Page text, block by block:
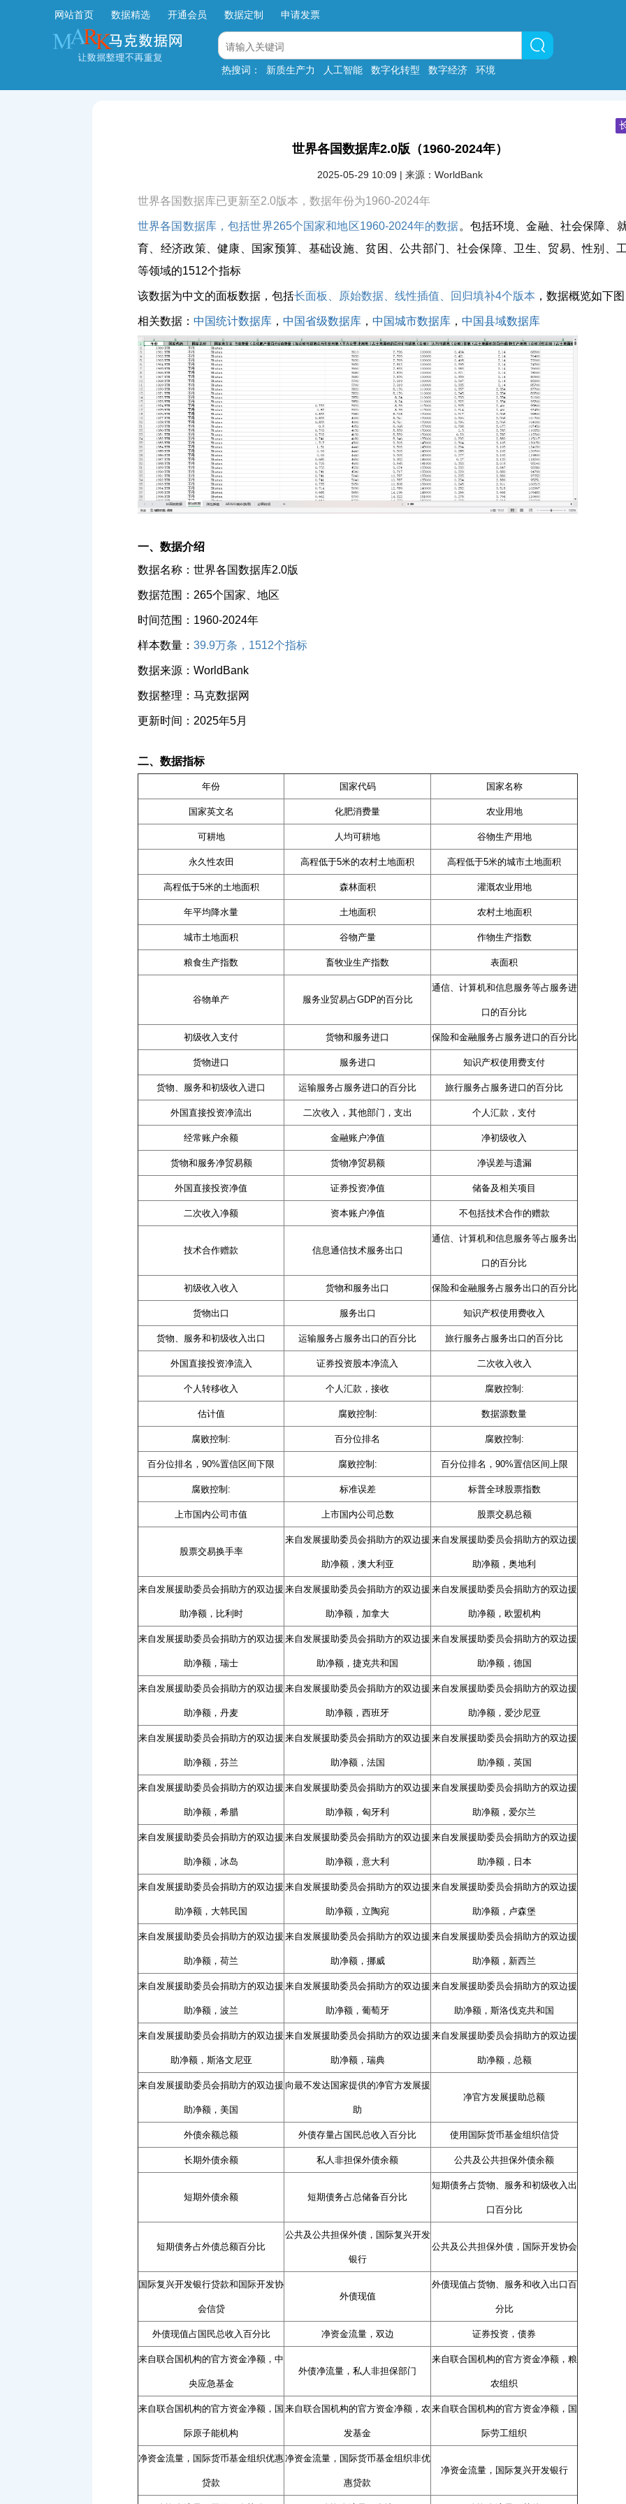
网站首页 数据精选 开通会员 数据定制 申请发票
热搜词：
新质生产力 人工智能 数字化转型 数字经济 环境
世界各国数据库2.0版（1960-2024年）
2025-05-29 10:09 | 来源：WorldBank
世界各国数据库已更新至2.0版本，数据年份为1960-2024年
世界各国数据库，包括世界265个国家和地区1960-2024年的数据。包括环境、金融、社会保障、
育、经济政策、健康、国家预算、基础设施、贫困、公共部门、社会保障、卫生、贸易、性别、
等领域的1512个指标
该数据为中文的面板数据，包括长面板、原始数据、线性插值、回归填补4个版本 ，数据概览如下图
相关数据： 中国统计数据库 ， 中国省级数据库 ， 中国城市数据库 ， 中国县域数据库
一、数据介绍
数据名称：世界各国数据库2.0版
数据范围：265个国家、地区
时间范围：1960-2024年
样本数量： 39.9万条，1512个指标
数据来源：WorldBank
数据整理：马克数据网
更新时间：2025年5月
二、数据指标
年份 国家代码 国家名称
国家英文名 化肥消费量 农业用地
可耕地 人均可耕地 谷物生产用地
永久性农田 高程低于5米的农村土地面积 高程低于5米的城市土地面积
高程低于5米的土地面积 森林面积 灌溉农业用地
年平均降水量 土地面积 农村土地面积
城市土地面积 谷物产量 作物生产指数
粮食生产指数 畜牧业生产指数 表面积
谷物单产 服务业贸易占GDP的百分比
通信、计算机和信息服务等占服务进
口的百分比
初级收入支付 货物和服务进口 保险和金融服务占服务进口的百分比
货物进口 服务进口 知识产权使用费支付
货物、服务和初级收入进口 运输服务占服务进口的百分比 旅行服务占服务进口的百分比
外国直接投资净流出 二次收入，其他部门，支出 个人汇款，支付
经常账户余额 金融账户净值 净初级收入
货物和服务净贸易额 货物净贸易额 净误差与遗漏
外国直接投资净值 证券投资净值 储备及相关项目
二次收入净额 资本账户净值 不包括技术合作的赠款
技术合作赠款 信息通信技术服务出口
通信、计算机和信息服务等占服务出
口的百分比
初级收入收入 货物和服务出口 保险和金融服务占服务出口的百分比
货物出口 服务出口 知识产权使用费收入
货物、服务和初级收入出口 运输服务占服务出口的百分比 旅行服务占服务出口的百分比
外国直接投资净流入 证券投资股本净流入 二次收入收入
个人转移收入 个人汇款，接收 腐败控制:
估计值 腐败控制: 数据源数量
腐败控制: 百分位排名 腐败控制:
百分位排名，90%置信区间下限 腐败控制: 百分位排名，90%置信区间上限
腐败控制: 标准误差 标普全球股票指数
上市国内公司市值 上市国内公司总数 股票交易总额
股票交易换手率
来自发展援助委员会捐助方的双边援
助净额，澳大利亚
来自发展援助委员会捐助方的双边援
助净额，奥地利
来自发展援助委员会捐助方的双边援
助净额，比利时
来自发展援助委员会捐助方的双边援
助净额，加拿大
来自发展援助委员会捐助方的双边援
助净额，欧盟机构
来自发展援助委员会捐助方的双边援
助净额，瑞士
来自发展援助委员会捐助方的双边援
助净额，捷克共和国
来自发展援助委员会捐助方的双边援
助净额，德国
来自发展援助委员会捐助方的双边援
助净额，丹麦
来自发展援助委员会捐助方的双边援
助净额，西班牙
来自发展援助委员会捐助方的双边援
助净额，爱沙尼亚
来自发展援助委员会捐助方的双边援
助净额，芬兰
来自发展援助委员会捐助方的双边援
助净额，法国
来自发展援助委员会捐助方的双边援
助净额，英国
来自发展援助委员会捐助方的双边援
助净额，希腊
来自发展援助委员会捐助方的双边援
助净额，匈牙利
来自发展援助委员会捐助方的双边援
助净额，爱尔兰
来自发展援助委员会捐助方的双边援
助净额，冰岛
来自发展援助委员会捐助方的双边援
助净额，意大利
来自发展援助委员会捐助方的双边援
助净额，日本
来自发展援助委员会捐助方的双边援
助净额，大韩民国
来自发展援助委员会捐助方的双边援
助净额，立陶宛
来自发展援助委员会捐助方的双边援
助净额，卢森堡
来自发展援助委员会捐助方的双边援
助净额，荷兰
来自发展援助委员会捐助方的双边援
助净额，挪威
来自发展援助委员会捐助方的双边援
助净额，新西兰
来自发展援助委员会捐助方的双边援
助净额，波兰
来自发展援助委员会捐助方的双边援
助净额，葡萄牙
来自发展援助委员会捐助方的双边援
助净额，斯洛伐克共和国
来自发展援助委员会捐助方的双边援
助净额，斯洛文尼亚
来自发展援助委员会捐助方的双边援
助净额，瑞典
来自发展援助委员会捐助方的双边援
助净额，总额
来自发展援助委员会捐助方的双边援
助净额，美国
向最不发达国家提供的净官方发展援
助
净官方发展援助总额
外债余额总额 外债存量占国民总收入百分比 使用国际货币基金组织信贷
长期外债余额 私人非担保外债余额 公共及公共担保外债余额
短期外债余额 短期债务占总储备百分比
短期债务占货物、服务和初级收入出
口百分比
短期债务占外债总额百分比
公共及公共担保外债，国际复兴开发
银行
公共及公共担保外债，国际开发协会
国际复兴开发银行贷款和国际开发协
会信贷
外债现值
外债现值占货物、服务和收入出口百
分比
外债现值占国民总收入百分比 净资金流量，双边 证券投资，债券
来自联合国机构的官方资金净额，中
央应急基金
外债净流量，私人非担保部门
来自联合国机构的官方资金净额，粮
农组织
来自联合国机构的官方资金净额，国
际原子能机构
来自联合国机构的官方资金净额，农
发基金
来自联合国机构的官方资金净额，国
际劳工组织
净资金流量，国际货币基金组织优惠
贷款
净资金流量，国际货币基金组织非优
惠贷款
净资金流量，国际复兴开发银行